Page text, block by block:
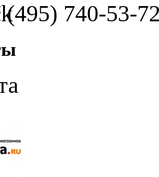
(495) 740-53-